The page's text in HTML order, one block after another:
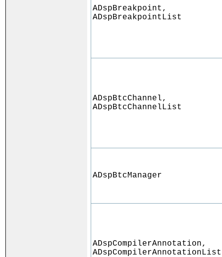
ADspBreakpoint,
ADspBreakpointList
ADspBtcChannel,
ADspBtcChannelList
ADspBtcManager
ADspCompilerAnnotation,
ADspCompilerAnnotationList